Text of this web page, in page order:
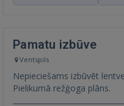
Pamatu izbūve
Ventspils
Nepieciešams izbūvēt
Pielikumā režģoga plāns.